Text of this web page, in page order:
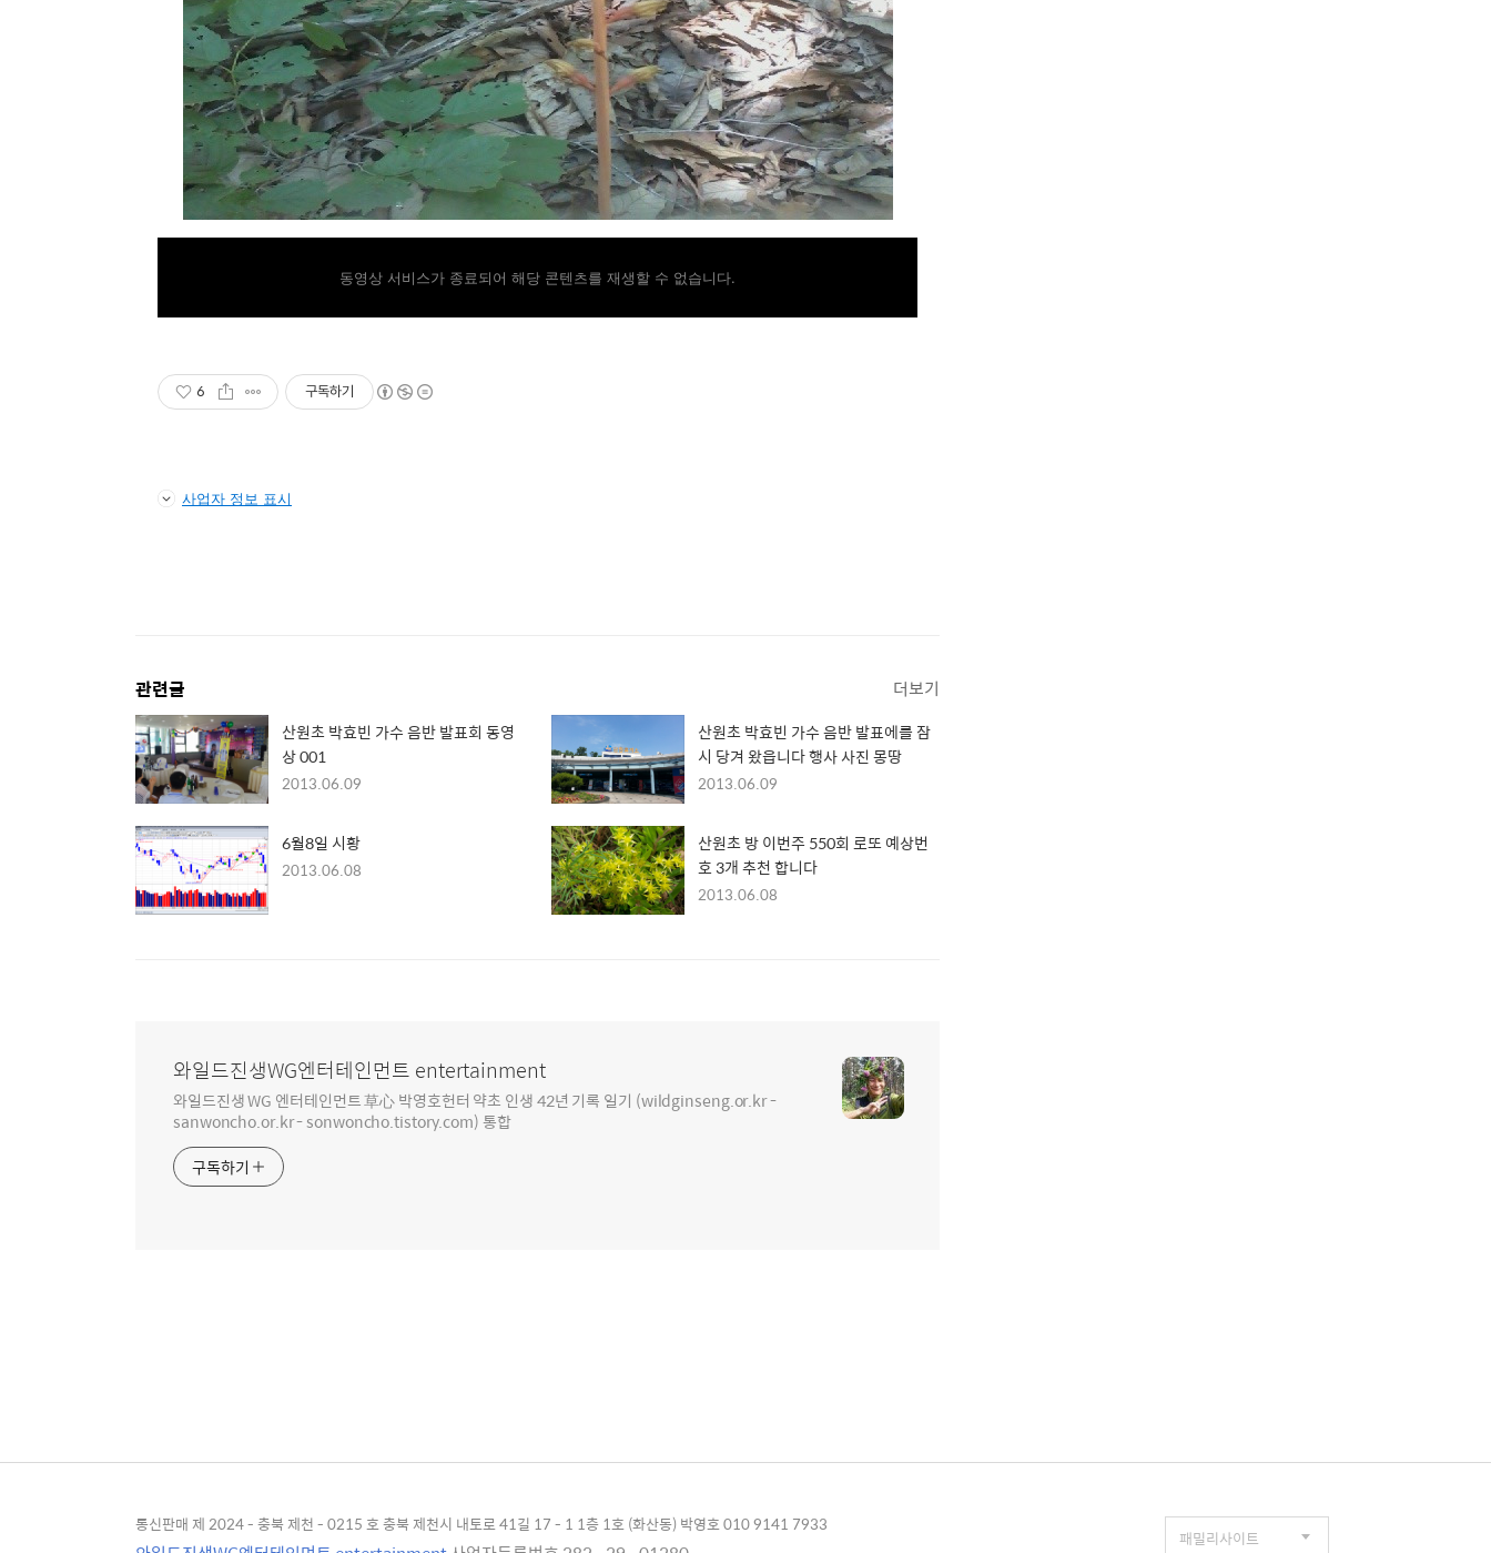
동영상 서비스가 종료되어 해당 콘텐츠를 재생할 수 없습니다.
6 구독하기
사업자 정보 표시
관련글 더보기
산원초 박효빈 가수 음반 발표회 동영
상 001
2013.06.09
산원초 박효빈 가수 음반 발표에를 잠
시 당겨 왔읍니다 행사 사진 몽땅
2013.06.09
6월8일 시황
2013.06.08
산원초 방 이번주 550회 로또 예상번
호 3개 추천 합니다
2013.06.08
와일드진생WG엔터테인먼트 entertainment
와일드진생 WG 엔터테인먼트 草心 박영호헌터 약초 인생 42년 기록 일기 (wildginseng.or.kr -
sanwoncho.or.kr - sonwoncho.tistory.com) 통합
구독하기
통신판매 제 2024 - 충북 제천 - 0215 호 충북 제천시 내토로 41길 17 - 1 1층 1호 (화산동) 박영호 010 9141 7933